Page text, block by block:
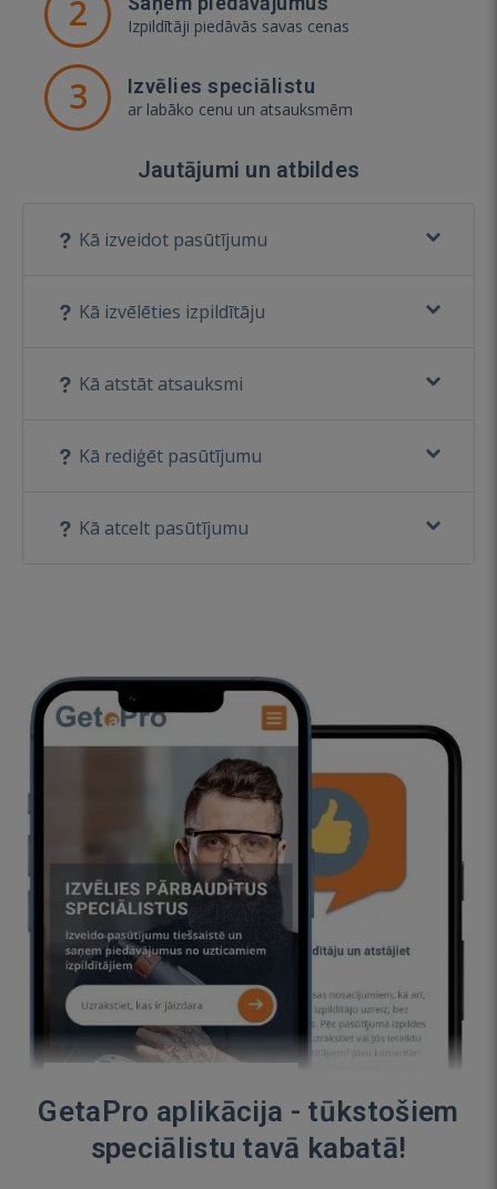
2 Izpildītāji piedāvās savas cenas
3 Izvēlies speciālistu
ar labāko cenu un atsauksmēm
Jautājumi un atbildes
Kā izveidot pasūtījumu
Kā izvēlēties izpildītāju
Kā atstāt atsauksmi
Kā rediģēt pasūtījumu
Kā atcelt pasūtījumu
GetaPro aplikācija - tūkstošiem
speciālistu tavā kabatā!